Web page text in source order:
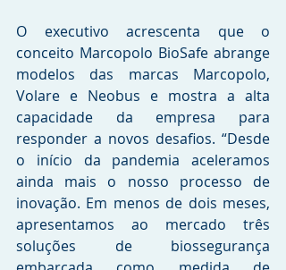
O executivo acrescenta que o
conceito Marcopolo BioSafe abrange
modelos das marcas Marcopolo,
Volare e Neobus e mostra a alta
capacidade da empresa para
responder a novos desafios. “Desde
o início da pandemia aceleramos
ainda mais o nosso processo de
inovação. Em menos de dois meses,
apresentamos ao mercado três
soluções de biossegurança